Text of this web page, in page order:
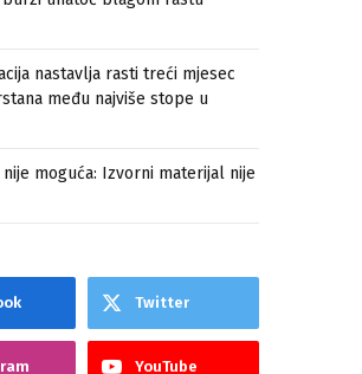
nastavlja rasti treći mjesec
među najviše stope u
moguća: Izvorni materijal nije
Twitter
YouTube